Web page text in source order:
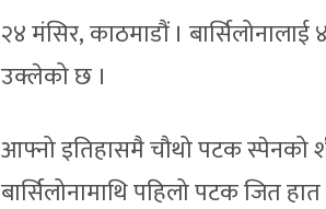
२४ मंसिर, काठमाडौं । बार्सिलोनालाई
उक्लेको छ ।
आफ्नो इतिहासमै चौथो पटक स्पेनको
बार्सिलोनामाथि पहिलो पटक जित हात